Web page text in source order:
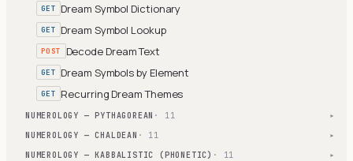
GET Dream Symbol Dictionary
GET Dream Symbol Lookup
POST Decode Dream Text
GET Dream Symbols by Element
GET Recurring Dream Themes
NUMEROLOGY — PYTHAGOREAN · 11 ▾
NUMEROLOGY — CHALDEAN · 11 ▾
NUMEROLOGY — KABBALISTIC (PHONETIC) · 11 ▾